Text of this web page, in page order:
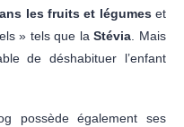
les fruits et légumeset
» tels que laStévia. Mais
de déshabituer l’enfant
possède également ses